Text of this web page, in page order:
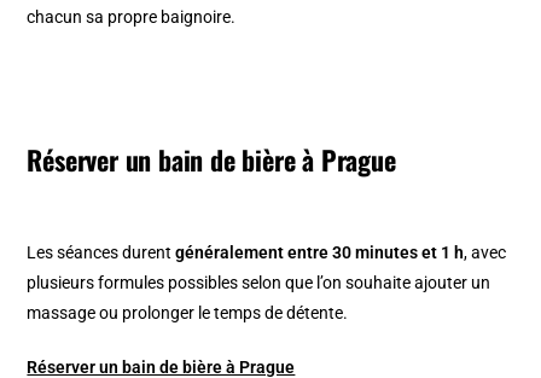
chacun sa propre baignoire.
Réserver un bain de bière à Prague
Les séances durentgénéralement entre 30 minutes et 1 h, avec
plusieurs formules possibles selon que l’on souhaite ajouter un
massage ou prolonger le temps de détente.
Réserver un bain de bière à Prague